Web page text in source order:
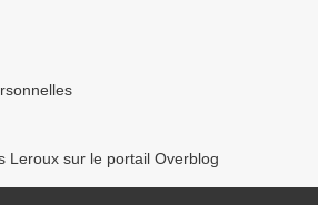
Leroux sur le portail Overblog